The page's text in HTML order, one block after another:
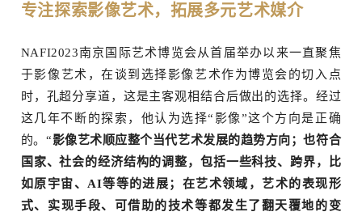
专注探索影像艺术，拓展多元艺术媒介
NAFI2023南京国际艺术博览会从首届举办以来一直聚焦
于影像艺术，在谈到选择影像艺术作为博览会的切入点
时，孔超分享道，这是主客观相结合后做出的选择。经过
这几年不断的探索，他认为选择“影像”这个方向是正确
的。“影像艺术顺应整个当代艺术发展的趋势方向；也符合
国家、社会的经济结构的调整，包括一些科技、跨界，比
如原宇宙、AI等等的进展；在艺术领域，艺术的表现形
式、实现手段、可借助的技术等都发生了翻天覆地的变